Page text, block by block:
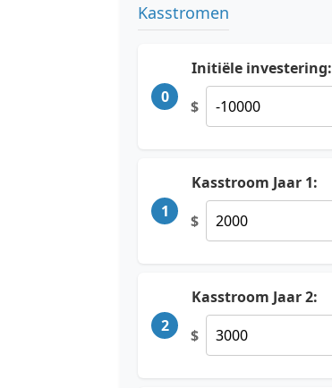
Kasstromen
0
Initiële investering:
$
1
Kasstroom Jaar 1:
$
2
Kasstroom Jaar 2:
$